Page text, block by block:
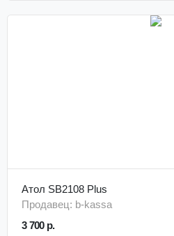
Атол SB2108 Plus
Продавец: b-kassa
3 700 р.